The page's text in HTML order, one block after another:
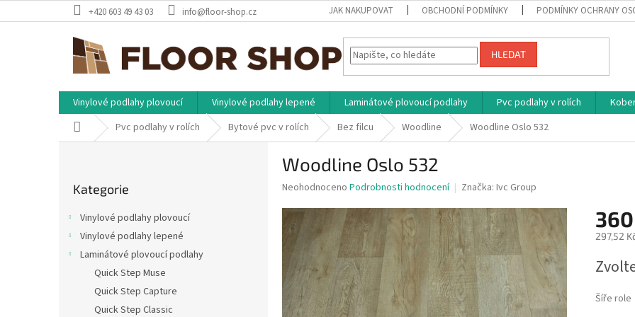
na
+420 603 49 43 03 info@floor-shop.cz JAK NAKUPOVAT OBCHODNÍ PODMÍNKY PODMÍNKY OCHRANY
HLEDAT
Vinylové podlahy plovoucí Vinylové podlahy lepené Laminátové plovoucí podlahy Pvc podlahy v rolích
Domů Pvc podlahy v rolích Bytové pvc v rolích Bez filcu Woodline Woodline Oslo 532
kategorie
Kategorie
Vinylové podlahy plovoucí
Vinylové podlahy lepené
Laminátové plovoucí podlahy
Quick Step Muse
Quick Step Capture
Quick Step Classic
Woodline Oslo 532
Průměrné
produktu
je
hvězdiček.
Neohodnoceno Podrobnosti hodnocení Značka: Ivc Group
297,52
cena:
Šíře role